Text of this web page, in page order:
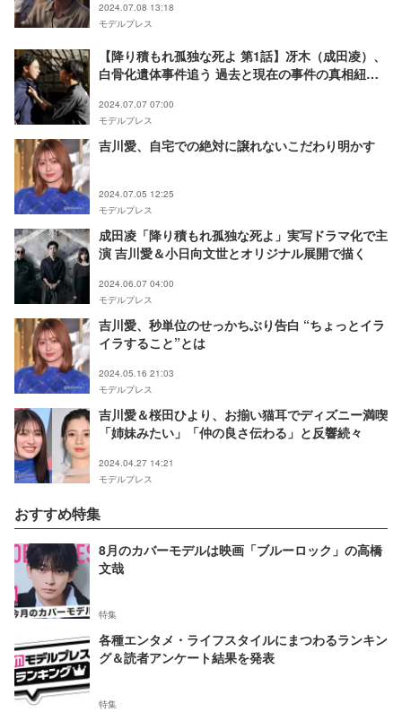
になりすぎる」
2024.07.08 13:18
モデルプレス
【降り積もれ孤独な死よ 第1話】冴木（成田凌）、
白骨化遺体事件追う 過去と現在の事件の真相紐解
2024.07.07 07:00
モデルプレス
吉川愛、自宅での絶対に譲れないこだわり明かす
2024.07.05 12:25
モデルプレス
成田凌「降り積もれ孤独な死よ」実写ドラマ化で主
演 吉川愛＆小日向文世とオリジナル展開で描く
2024.06.07 04:00
モデルプレス
吉川愛、秒単位のせっかちぶり告白 “ちょっとイラ
イラすること”とは
2024.05.16 21:03
モデルプレス
吉川愛＆桜田ひより、お揃い猫耳でディズニー満喫
「姉妹みたい」「仲の良さ伝わる」と反響続々
2024.04.27 14:21
モデルプレス
おすすめ特集
8月のカバーモデルは映画「ブルーロック」の高橋
文哉
特集
各種エンタメ・ライフスタイルにまつわるランキン
グ＆読者アンケート結果を発表
特集